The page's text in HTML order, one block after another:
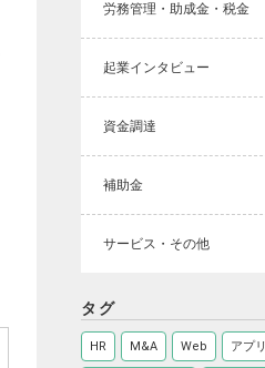
労務管理・助成金・税金
起業インタビュー
資金調達
補助金
サービス・その他
タグ
HR M&A Web アプリ